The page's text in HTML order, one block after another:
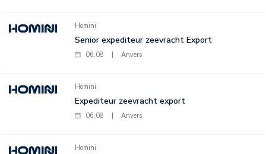
Homini
Senior expediteur zeevracht Export
06.08 Anvers
Homini
Expediteur zeevracht export
06.08 Anvers
Homini